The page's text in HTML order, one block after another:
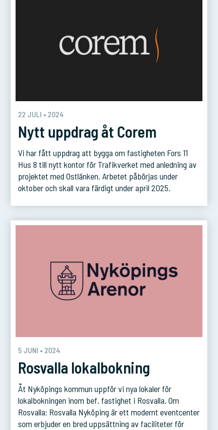
22 JULI • 2024
Nytt uppdrag åt Corem
Vi har fått uppdrag att bygga om fastigheten Fors 11
Hus 8 till nytt kontor för Trafikverket med anledning av
projektet med Ostlänken. Arbetet påbörjas under
oktober och skall vara färdigt under april 2025.
5 JUNI • 2024
Rosvalla lokalbokning
Åt Nyköpings kommun uppför vi nya lokaler för
lokalbokningen inom bef. fastighet i Rosvalla. Om
Rosvalla: Rosvalla Nyköping är ett modernt eventcenter
som erbjuder en bred uppsättning av faciliteter för